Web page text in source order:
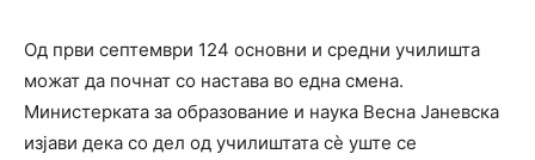
Од први септември 124 основни и средни училишта
можат да почнат со настава во една смена.
Министерката за образование и наука Весна Јаневска
изјави дека со дел од училиштата сѐ уште се